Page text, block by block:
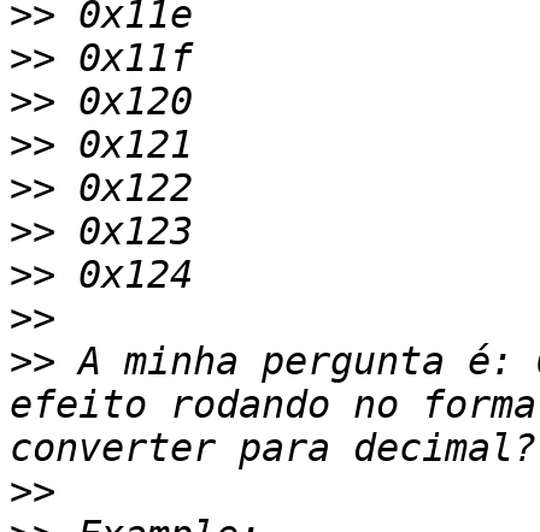
>>
>>
>>
>>
>>
>>
>>
>>
>> A minha pergunta é:
efeito rodando no
>>